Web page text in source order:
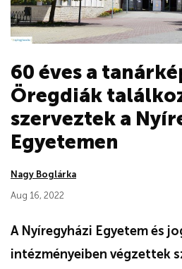
60 éves a
Öregdiák
szerveztek a
Egyetemen
Nagy Boglárka
Aug 16, 2022
A Nyíregyházi Egyetem és
intézményeiben végzettek